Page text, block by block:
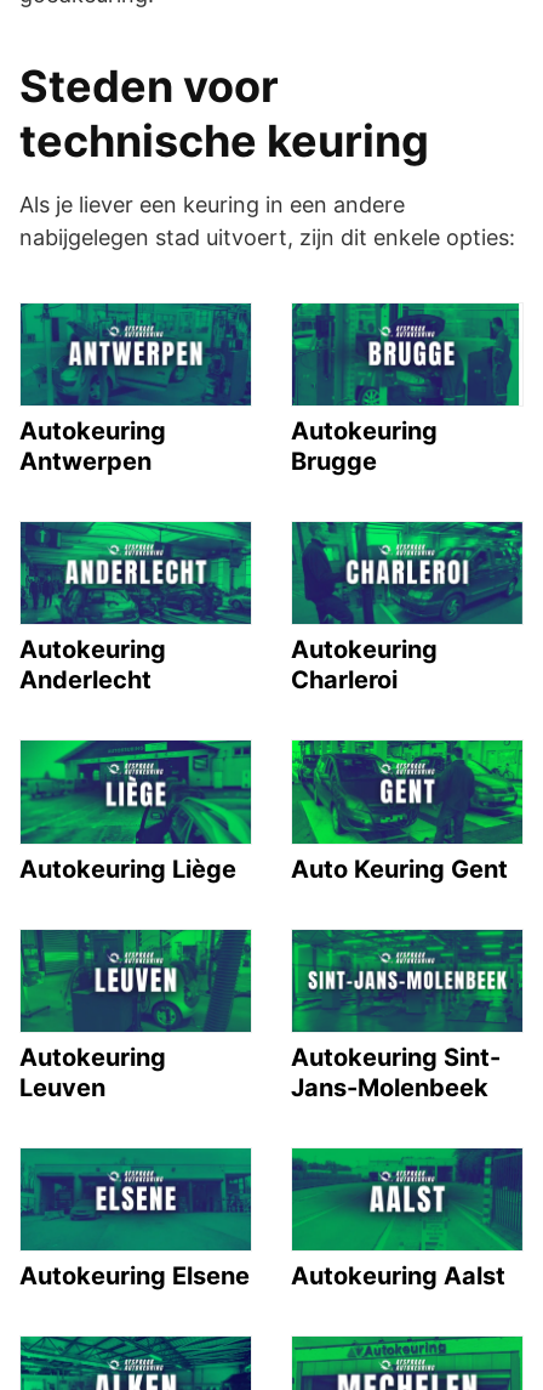
Steden voor
technische keuring
Als je liever een keuring in een andere
nabijgelegen stad uitvoert, zijn dit enkele opties:
Autokeuring
Antwerpen
Autokeuring
Brugge
Autokeuring
Anderlecht
Autokeuring
Charleroi
Autokeuring Liège Auto Keuring Gent
Autokeuring
Leuven
Autokeuring Sint-
Jans-Molenbeek
Autokeuring Elsene Autokeuring Aalst